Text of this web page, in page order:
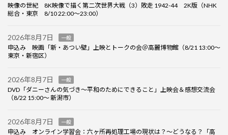
映像の世紀 8K映像で描く第二次世界大戦（3）敗走 1942-44 2K版（NHK
総合・東京 8/10 22:00～23:00）
2026年8月7日 一般
申込み 映画「新・あつい壁」上映とトークの会＠高麗博物館（8/21 13:00～
東京・新宿区）
2026年8月7日 一般
DVD「ダニーさんの気づき～平和のためにできること」上映会＆感想交流会
（8/22 15:00～ 新潟市）
2026年8月7日 一般
申込み オンライン学習会：六ヶ所再処理工場の現状は？～どうなる？「高